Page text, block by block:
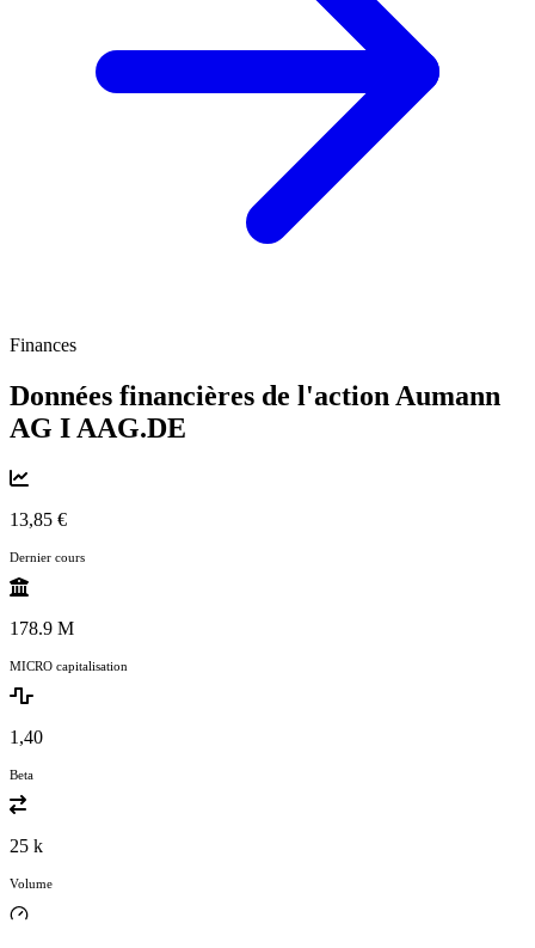
Finances
Données financières de l'action Aumann
AG I AAG.DE
13,85 €
Dernier cours
178.9 M
MICRO capitalisation
1,40
Beta
25 k
Volume